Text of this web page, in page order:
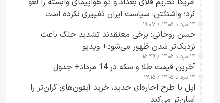
آمریکا تحریم فلای بغداد و دو هواپیمای وابسته را لغو
کرد؛ واشنگتن: سیاست ایران تغییری نکرده است
۱۴ مرداد ۱۴۰۵ / ۱۹:۰۷
حسن روحانی: برخی معتقدند تشدید جنگ باعث
نزدیک‌تر شدن ظهور می‌شود+ ویدیو
۱۴ مرداد ۱۴۰۵ / ۱۵:۴۹
آخرین قیمت طلا و سکه در 14 مرداد+ جدول
۱۴ مرداد ۱۴۰۵ / ۱۲:۱۵
اپل با طرح اجاره‌ای جدید، خرید آیفون‌های گران‌تر را
آسان‌تر می‌کند